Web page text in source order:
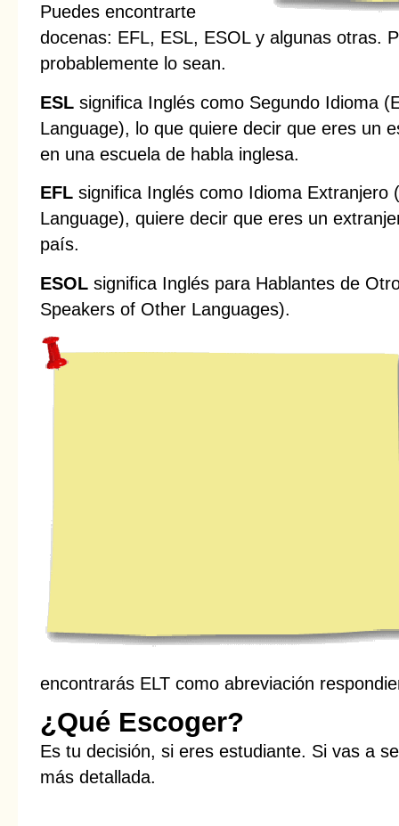
Puedes encontrarte
docenas: EFL, ESL, ESOL y algunas otras.
probablemente lo sean.
ESL significa Inglés como Segundo Idioma
Language), lo que quiere decir que eres un
en una escuela de habla inglesa.
EFL significa Inglés como Idioma Extranjero
Language), quiere decir que eres un
país.
ESOL significa Inglés para Hablantes de
Speakers of Other Languages).
encontrarás ELT como abreviación
¿Qué Escoger?
Es tu decisión, si eres estudiante. Si vas a
más detallada.